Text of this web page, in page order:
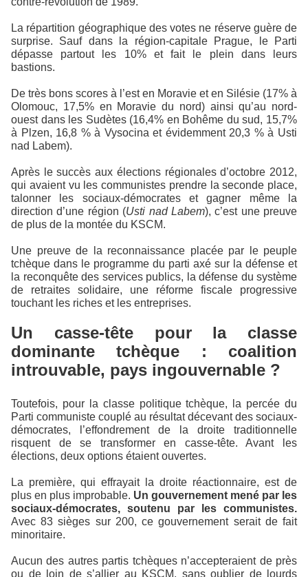
La répartition géographique des votes ne réserve guère de
surprise. Sauf dans la région-capitale Prague, le Parti
dépasse partout les 10% et fait le plein dans leurs
bastions.
De très bons scores à l’est en Moravie et en Silésie (17% à
Olomouc, 17,5% en Moravie du nord) ainsi qu’au nord-
ouest dans les Sudètes (16,4% en Bohême du sud, 15,7%
à Plzen, 16,8 % à Vysocina et évidemment 20,3 % à Usti
nad Labem).
Après le succès aux élections régionales d’octobre 2012,
qui avaient vu les communistes prendre la seconde place,
talonner les sociaux-démocrates et gagner même la
direction d’une région (Usti nad Labem), c’est une preuve
de plus de la montée du KSCM.
Une preuve de la reconnaissance placée par le peuple
tchèque dans le programme du parti axé sur la défense et
la reconquête des services publics, la défense du système
de retraites solidaire, une réforme fiscale progressive
touchant les riches et les entreprises.
Un casse-tête pour la classe
dominante tchèque : coalition
introuvable, pays ingouvernable ?
Toutefois, pour la classe politique tchèque, la percée du
Parti communiste couplé au résultat décevant des sociaux-
démocrates, l’effondrement de la droite traditionnelle
risquent de se transformer en casse-tête. Avant les
élections, deux options étaient ouvertes.
La première, qui effrayait la droite réactionnaire, est de
plus en plus improbable. Un gouvernement mené par les
sociaux-démocrates, soutenu par les communistes.
Avec 83 sièges sur 200, ce gouvernement serait de fait
minoritaire.
Aucun des autres partis tchèques n’accepteraient de près
ou de loin de s’allier au KSCM, sans oublier de lourds